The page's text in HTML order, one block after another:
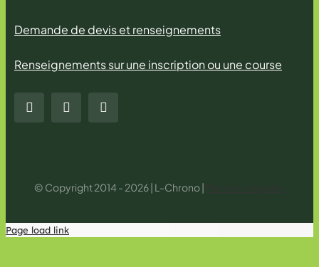
Demande de devis et renseignements
Renseignements sur une inscription ou une course
© Copyright 2014 - 2026 | L-Chrono |
Page load link